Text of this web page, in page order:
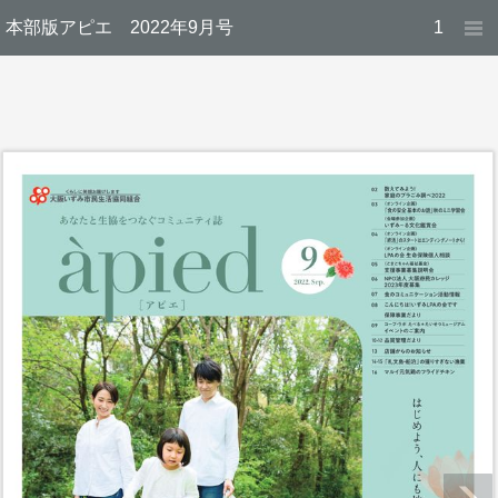
本部版アピエ 2022年9月号 1